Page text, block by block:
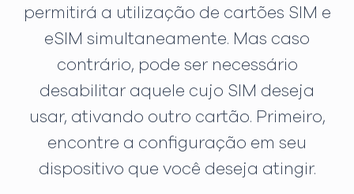
permitirá a utilização de cartões SIM e
eSIM simultaneamente. Mas caso
contrário, pode ser necessário
desabilitar aquele cujo SIM deseja
usar, ativando outro cartão. Primeiro,
encontre a configuração em seu
dispositivo que você deseja atingir.